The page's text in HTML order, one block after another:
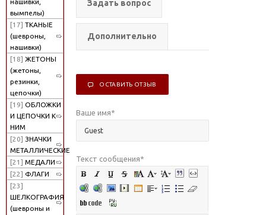
нашивки,
вымпелы)
[17] ТКАНЫЕ
(шевроны,
нашивки)
[18] ЖЕТОНЫ
(жетоны,
резинки,
цепочки)
[19] ОБЛОЖКИ
И ЦЕПОЧКИ К
НИМ
[20] ЗНАЧКИ
МЕТАЛЛИЧЕСКИЕ
[21] МЕДАЛИ
[22] ФЛАГИ
[23]
ШЕЛКОГРАФИЯ
(шевроны и
Задать вопрос
Дополнительно
ОСТАВИТЬ ОТЗЫВ
Ваше имя*
Текст сообщения*